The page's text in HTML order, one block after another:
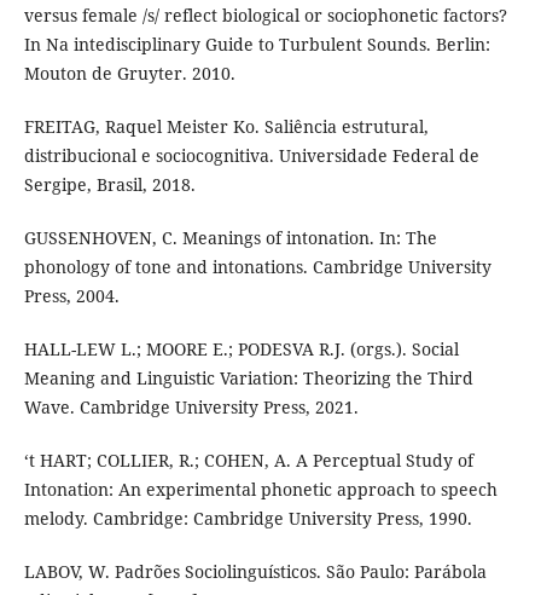
versus female /s/ reflect biological or sociophonetic factors?
In Na intedisciplinary Guide to Turbulent Sounds. Berlin:
Mouton de Gruyter. 2010.
FREITAG, Raquel Meister Ko. Saliência estrutural,
distribucional e sociocognitiva. Universidade Federal de
Sergipe, Brasil, 2018.
GUSSENHOVEN, C. Meanings of intonation. In: The
phonology of tone and intonations. Cambridge University
Press, 2004.
HALL-LEW L.; MOORE E.; PODESVA R.J. (orgs.). Social
Meaning and Linguistic Variation: Theorizing the Third
Wave. Cambridge University Press, 2021.
‘t HART; COLLIER, R.; COHEN, A. A Perceptual Study of
Intonation: An experimental phonetic approach to speech
melody. Cambridge: Cambridge University Press, 1990.
LABOV, W. Padrões Sociolinguísticos. São Paulo: Parábola